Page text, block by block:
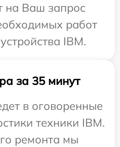
на Ваш запрос
работ
IBM.
за 35 минут
в оговоренные
техники IBM.
ремонта мы